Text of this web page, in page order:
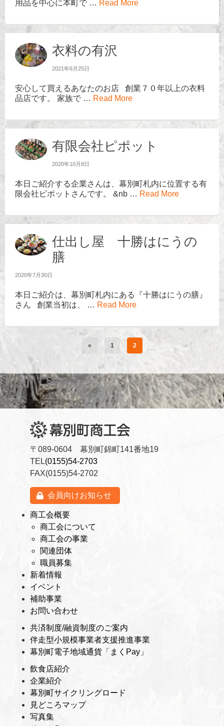
用品を中心に本町で … Read More
衣料の有沢
2021年6月25日
安心して買えるあなたのお店 創業７０年以上の衣料
品店です。 家族で … Read More
有限会社ピポット
2020年10月8日
本日ご紹介する企業さんは、幕別町札内に位置する有
限会社ピポットさんです。 &nb … Read More
仕出し屋 十勝はにうの
膳
2020年7月30日
本日ご紹介は、幕別町札内にある『十勝はにうの膳』
さん 創業当初は、 … Read More
« 1 2
〒089-0604 幕別町錦町141番地19
TEL(0155)54-2703
FAX(0155)54-2702
会員向けお知らせ
商工会概要
商工会について
商工会の事業
関連団体
職員募集
新着情報
イベント
補助事業
お問い合わせ
共済制度/融資制度のご案内
伴走型小規模事業者支援推進事業
幕別町電子地域通貨「まくPay」
飲食店紹介
企業紹介
幕別町サイクリングロード
見どころマップ
写真集